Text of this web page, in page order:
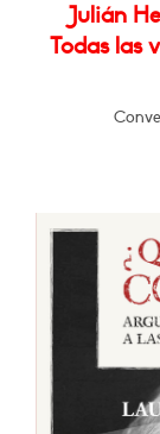
Julián
Todas las